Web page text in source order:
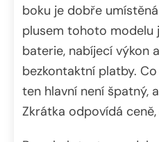
boku je dobře
plusem tohoto modelu
baterie, nabíjecí výkon
bezkontaktní platby.
ten hlavní není špatný,
Zkrátka odpovídá